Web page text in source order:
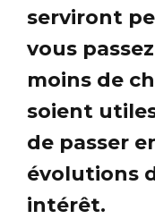
serviront
vous
moins de
soient
de passer
évolutions
intérêt.